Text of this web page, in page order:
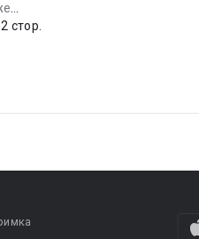
Повний текст 152 стор.